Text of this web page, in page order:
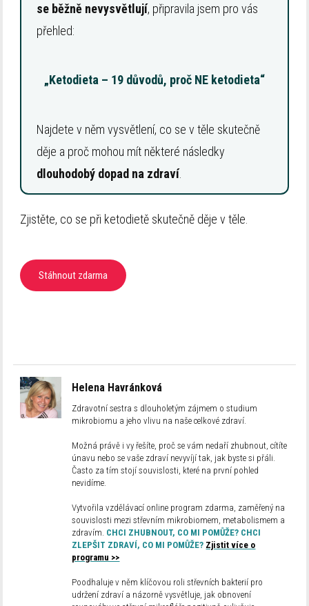
se běžně nevysvětlují, připravila jsem pro vás
přehled:
„Ketodieta – 19 důvodů, proč NE ketodieta“
Najdete v něm vysvětlení, co se v těle skutečně
děje a proč mohou mít některé následky
dlouhodobý dopad na zdraví.
Zjistěte, co se při ketodietě skutečně děje v těle.
Stáhnout zdarma
Helena Havránková
Zdravotní sestra s dlouholetým zájmem o studium
mikrobiomu a jeho vlivu na naše celkové zdraví.
Možná právě i vy řešíte, proč se vám nedaří zhubnout, cítíte
únavu nebo se vaše zdraví nevyvíjí tak, jak byste si přáli.
Často za tím stojí souvislosti, které na první pohled
nevidíme.
Vytvořila vzdělávací online program zdarma, zaměřený na
souvislosti mezi střevním mikrobiomem, metabolismem a
zdravím. CHCI ZHUBNOUT, CO MI POMŮŽE? CHCI
ZLEPŠIT ZDRAVÍ, CO MI POMŮŽE? Zjistit více o
programu >>
Poodhaluje v něm klíčovou roli střevních bakterií pro
udržení zdraví a názorně vysvětluje, jak obnovení